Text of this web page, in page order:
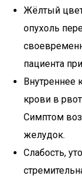
Жёлтый
опухоль
пациента
Внутреннее
крови в
Симптом
желудок.
Слабость,